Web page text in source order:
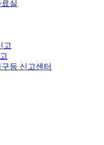
실
고
등 신고센터